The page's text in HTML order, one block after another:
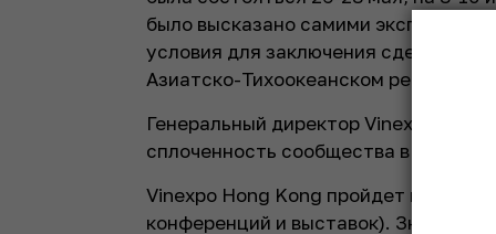
было высказано самими
условия для заключения сделок и
Азиатско-Тихоокеанском регионе.
Генеральный директор Vinexpo
сплоченность сообщества в столь
Vinexpo Hong Kong пройдет в том же
конференций и выставок).